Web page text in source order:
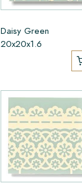
Daisy Green
20x20x1.6